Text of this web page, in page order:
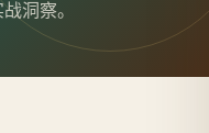
洞察。